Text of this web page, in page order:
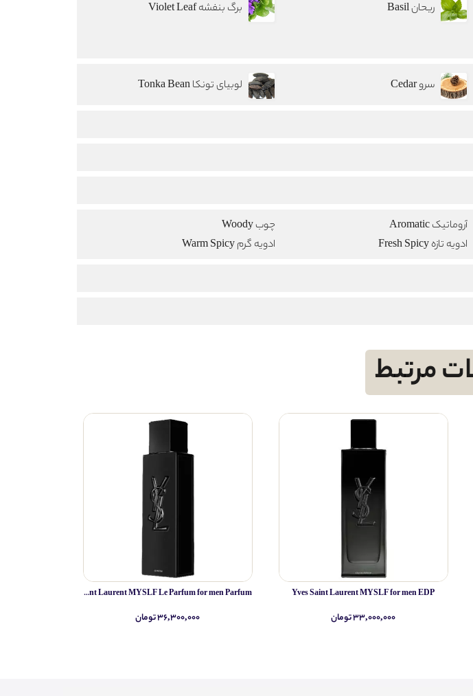
ریحان Basil
برگ بنفشه Violet Leaf
سرو Cedar لوبیای تونکا Tonka Bean
آروماتیک Aromatic
چوب Woody
ادویه تازه Fresh Spicy
ادویه گرم Warm Spicy
مرتبط
Yves Saint Laurent MYSLF for men EDP
۳۳,۰۰۰,۰۰۰ تومان
Yves Saint Laurent MYSLF Le Parfum for men Parfum
۳۶,۳۰۰,۰۰۰ تومان